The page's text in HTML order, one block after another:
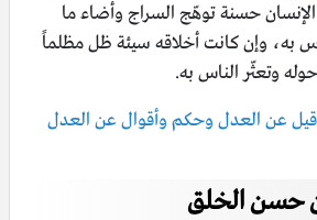
حسنة توهّج السراج وأضاء ما
به، وإن كانت أخلاقه سيئة ظل مظلماً
وتعثّر الناس به.
عن العدل وحكم وأقوال عن العدل
حسن الخلق